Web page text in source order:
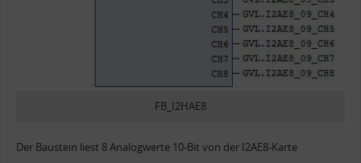
FB_I2HAE8
Der Baustein liest 8 Analogwerte 10-Bit von der I2AE8-Karte